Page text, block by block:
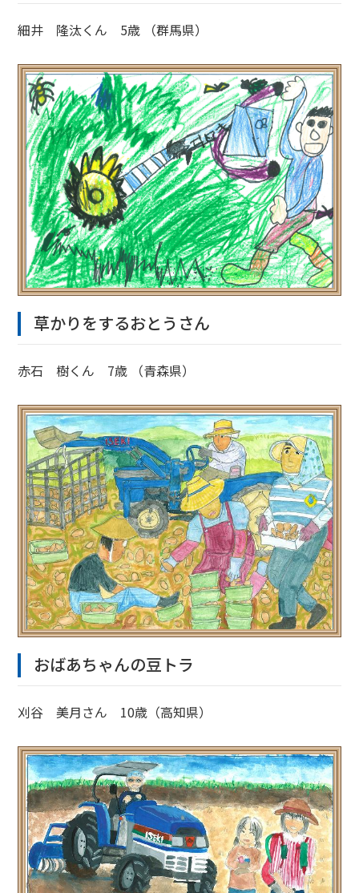
細井 隆汰くん 5歳 （群馬県）
草かりをするおとうさん
赤石 樹くん 7歳 （青森県）
おばあちゃんの豆トラ
刈谷 美月さん 10歳（高知県）